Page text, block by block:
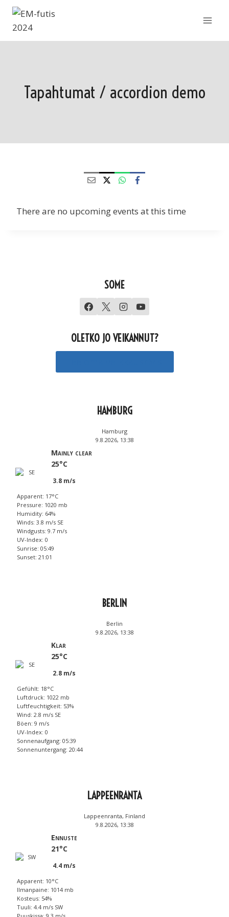
Siirry
sisältöön
Tapahtumat / accordion demo
There are no upcoming events at this time
SOME
OLETKO JO VEIKANNUT?
HAMBURG
Hamburg
9.8.2026, 13:38
Mainly clear
25°C
3.8 m/s
Apparent: 17°C
Pressure: 1020 mb
Humidity: 64%
Winds: 3.8 m/s SE
Windgusts: 9.7 m/s
UV-Index: 0
Sunrise: 05:49
Sunset: 21:01
BERLIN
Berlin
9.8.2026, 13:38
Klar
25°C
2.8 m/s
Gefühlt: 18°C
Luftdruck: 1022 mb
Luftfeuchtigkeit: 53%
Wind: 2.8 m/s SE
Böen: 9 m/s
UV-Index: 0
Sonnenaufgang: 05:39
Sonnenuntergang: 20:44
LAPPEENRANTA
Lappeenranta, Finland
9.8.2026, 13:38
Ennuste
21°C
4.4 m/s
Apparent: 10°C
Ilmanpaine: 1014 mb
Kosteus: 54%
Tuuli: 4.4 m/s SW